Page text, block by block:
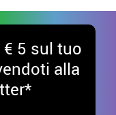
5 sul tuo
alla